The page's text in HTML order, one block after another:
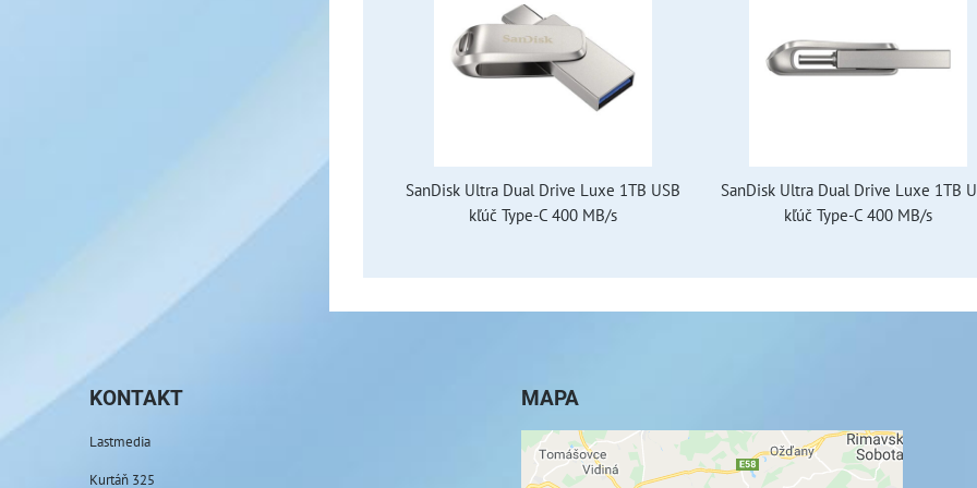
SanDisk Ultra Dual Drive Luxe 1TB USB
kľúč Type-C 400 MB/s
SanDisk Ultra Dual Drive Luxe 1TB
kľúč Type-C 400 MB/s
KONTAKT
Lastmedia
Kurtáň 325
MAPA